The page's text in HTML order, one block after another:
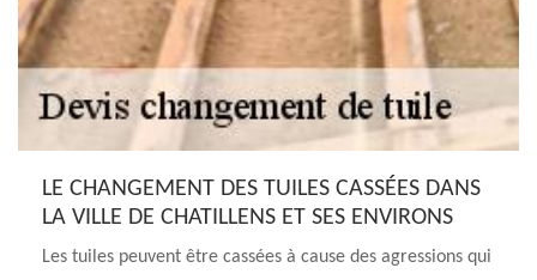
LE CHANGEMENT DES TUILES CASSÉES DANS
LA VILLE DE CHATILLENS ET SES ENVIRONS
Les tuiles peuvent être cassées à cause des agressions qui